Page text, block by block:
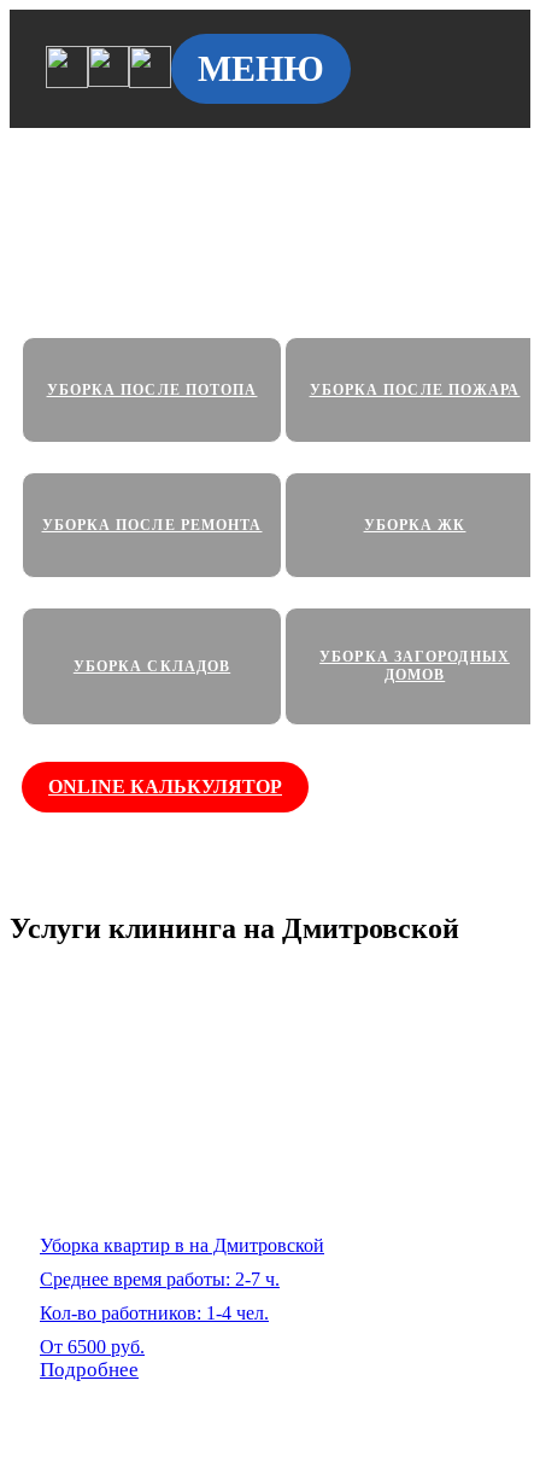
МЕНЮ
УБОРКА ПОСЛЕ ПОТОПА УБОРКА ПОСЛЕ ПОЖАРА
УБОРКА ПОСЛЕ РЕМОНТА УБОРКА ЖК
УБОРКА СКЛАДОВ
УБОРКА ЗАГОРОДНЫХ
ДОМОВ
ONLINE КАЛЬКУЛЯТОР
Услуги клининга на Дмитровской
Уборка квартир в на Дмитровской
Среднее время работы: 2-7 ч.
Кол-во работников: 1-4 чел.
От 6500 руб.
Подробнее